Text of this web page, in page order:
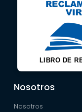
LIBRO DE
Nosotros
Nosotros